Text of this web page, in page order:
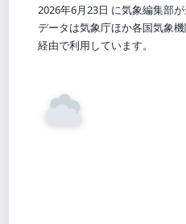
2026年6月23日 に気象編集部が
データは気象庁ほか各国気象
経由で利用しています。